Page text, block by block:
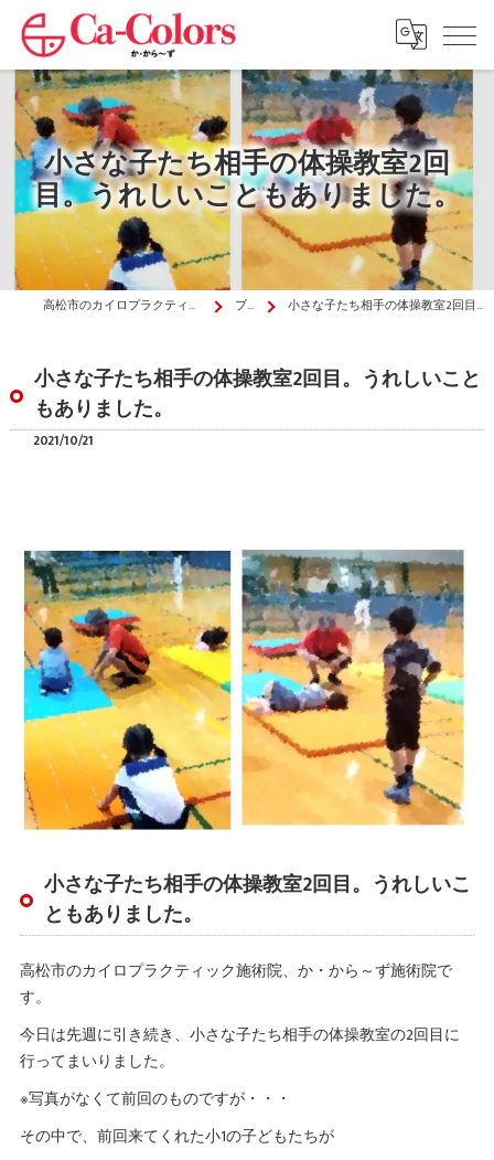
小さな子たち相手の体操教室2回
目。うれしいこともありました。
高松市のカイロプラクティックはか・から～ず施術院 ブログ 小さな子たち相手の体操教室2回目。うれしいこともありました。
小さな子たち相手の体操教室2回目。うれしいこと
もありました。
2021/10/21
小さな子たち相手の体操教室2回目。うれしいこ
ともありました。
高松市のカイロプラクティック施術院、か・から～ず施術院で
す。
今日は先週に引き続き、小さな子たち相手の体操教室の2回目に
行ってまいりました。
※写真がなくて前回のものですが・・・
その中で、前回来てくれた小1の子どもたちが